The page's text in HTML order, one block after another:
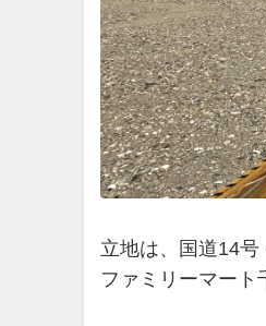
立地は、国道14号
ファミリーマート